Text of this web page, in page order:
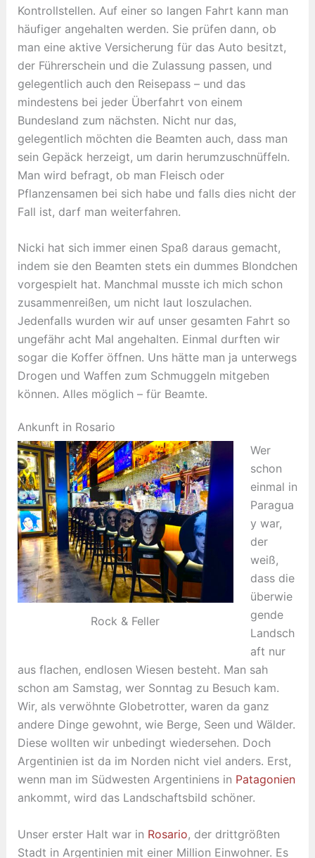
Kontrollstellen. Auf einer so langen Fahrt kann man
häufiger angehalten werden. Sie prüfen dann, ob
man eine aktive Versicherung für das Auto besitzt,
der Führerschein und die Zulassung passen, und
gelegentlich auch den Reisepass – und das
mindestens bei jeder Überfahrt von einem
Bundesland zum nächsten. Nicht nur das,
gelegentlich möchten die Beamten auch, dass man
sein Gepäck herzeigt, um darin herumzuschnüffeln.
Man wird befragt, ob man Fleisch oder
Pflanzensamen bei sich habe und falls dies nicht der
Fall ist, darf man weiterfahren.
Nicki hat sich immer einen Spaß daraus gemacht,
indem sie den Beamten stets ein dummes Blondchen
vorgespielt hat. Manchmal musste ich mich schon
zusammenreißen, um nicht laut loszulachen.
Jedenfalls wurden wir auf unser gesamten Fahrt so
ungefähr acht Mal angehalten. Einmal durften wir
sogar die Koffer öffnen. Uns hätte man ja unterwegs
Drogen und Waffen zum Schmuggeln mitgeben
können. Alles möglich – für Beamte.
Ankunft in Rosario
Rock & Feller
Wer
schon
einmal in
Paragua
y war,
der
weiß,
dass die
überwie
gende
Landsch
aft nur
aus flachen, endlosen Wiesen besteht. Man sah
schon am Samstag, wer Sonntag zu Besuch kam.
Wir, als verwöhnte Globetrotter, waren da ganz
andere Dinge gewohnt, wie Berge, Seen und Wälder.
Diese wollten wir unbedingt wiedersehen. Doch
Argentinien ist da im Norden nicht viel anders. Erst,
wenn man im Südwesten Argentiniens in Patagonien
ankommt, wird das Landschaftsbild schöner.
Unser erster Halt war in Rosario, der drittgrößten
Stadt in Argentinien mit einer Million Einwohner. Es